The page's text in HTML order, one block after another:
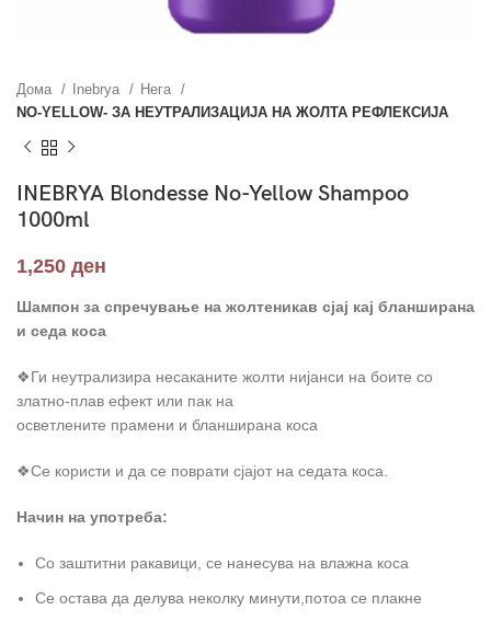
Дома Inebrya
Нега
NO-YELLOW- ЗА НЕУТРАЛИЗАЦИЈА НА ЖОЛТА РЕФЛЕКСИЈА
INEBRYA Blondesse No-Yellow Shampoo
1000ml
1,250 ден
Шампон за спречување на жолтеникав сјај кај бланширана
и седа коса
❖Ги неутрализира несаканите жолти нијанси на боите со
златно-плав ефект или пак на
осветлените прамени и бланширана коса
❖Се користи и да се поврати сјајот на седата коса.
Начин на употреба:
Со заштитни ракавици, се нанесува на влажна коса
Се остава да делува неколку минути,потоа се плакне